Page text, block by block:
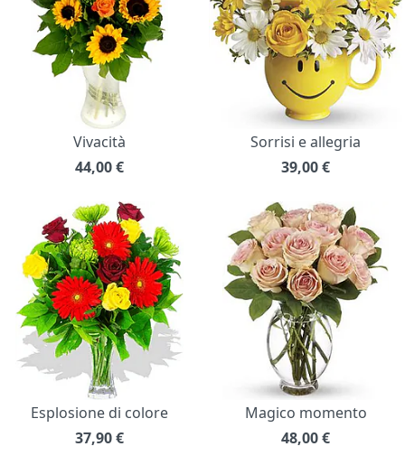
Vivacità
44,00€
Sorrisi e allegria
39,00€
Esplosione di colore
37,90€
Magico momento
48,00€